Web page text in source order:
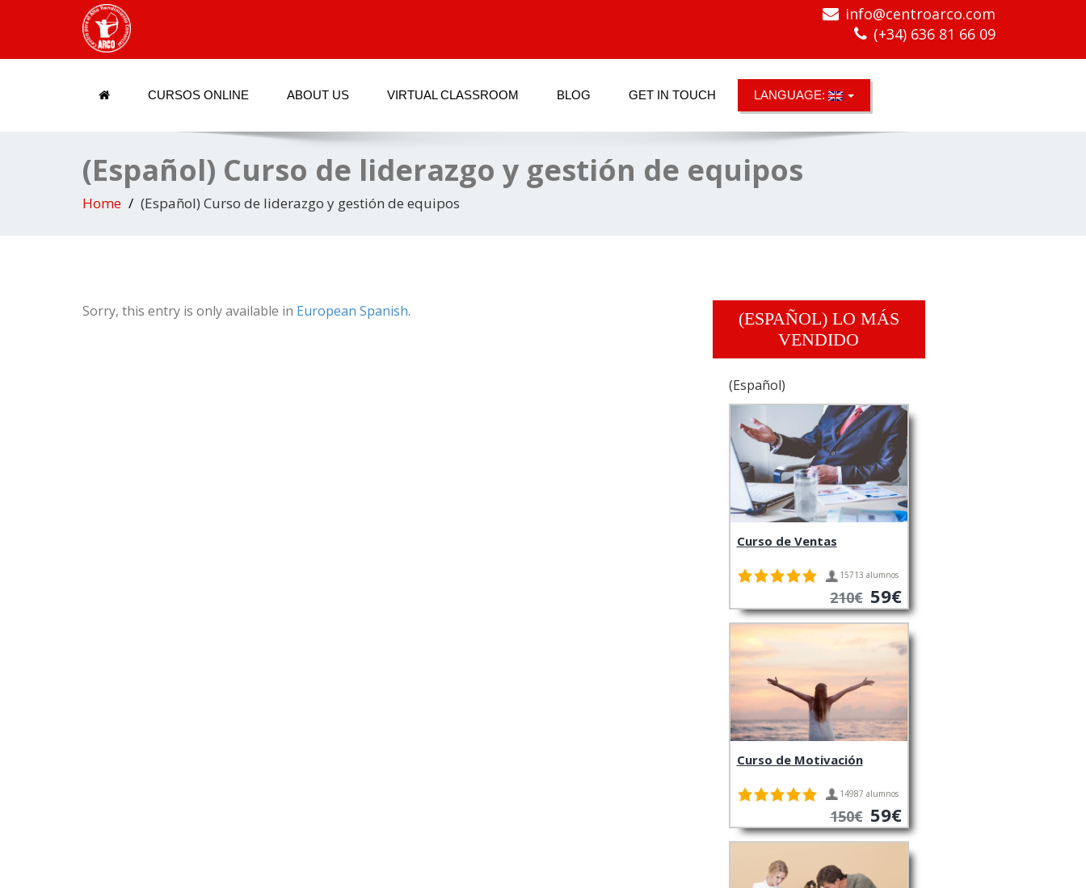
info@centroarco.com
(+34) 636 81 66 09
CURSOS ONLINE ABOUT US VIRTUAL CLASSROOM BLOG GET IN TOUCH LANGUAGE:
(Español) Curso de liderazgo y gestión de equipos
Home (Español) Curso de liderazgo y gestión de equipos
Sorry, this entry is only available in European Spanish.
(ESPAÑOL) LO MÁS
VENDIDO
(Español)
Curso de Ventas
15713 alumnos
210€ 59€
Curso de Motivación
14987 alumnos
150€ 59€